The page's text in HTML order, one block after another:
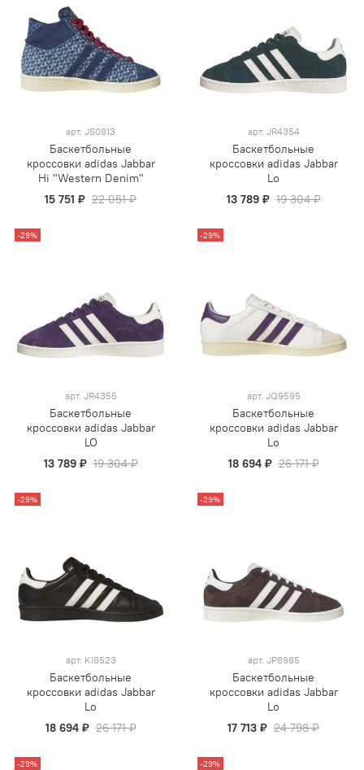
арт. JS0813
Баскетбольные
кроссовки adidas Jabbar
Hi "Western Denim"
15 751 ₽ 22 051 ₽
арт. JR4354
Баскетбольные
кроссовки adidas Jabbar
Lo
13 789 ₽ 19 304 ₽
-29%
арт. JR4355
Баскетбольные
кроссовки adidas Jabbar
LO
13 789 ₽ 19 304 ₽
-29%
арт. JQ9595
Баскетбольные
кроссовки adidas Jabbar
Lo
18 694 ₽ 26 171 ₽
-29%
арт. KI8523
Баскетбольные
кроссовки adidas Jabbar
Lo
18 694 ₽ 26 171 ₽
-29%
арт. JP8985
Баскетбольные
кроссовки adidas Jabbar
Lo
17 713 ₽ 24 798 ₽
-29% -29%